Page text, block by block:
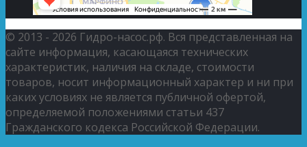
© 2013 - 2026 Гидро-насос.рф. Вся представленная на
сайте информация, касающаяся технических
характеристик, наличия на складе, стоимости
товаров, носит информационный характер и ни при
каких условиях не является публичной офертой,
определяемой положениями статьи 437
Гражданского кодекса Российской Федерации.